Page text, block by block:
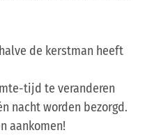
de kerstman heeft
tijd te veranderen
nacht worden bezorgd.
aankomen!